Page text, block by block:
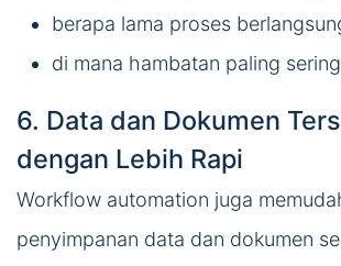
berapa lama proses
di mana hambatan paling
6. Data dan Dokumen
dengan Lebih Rapi
Workflow automation juga
penyimpanan data dan dokumen